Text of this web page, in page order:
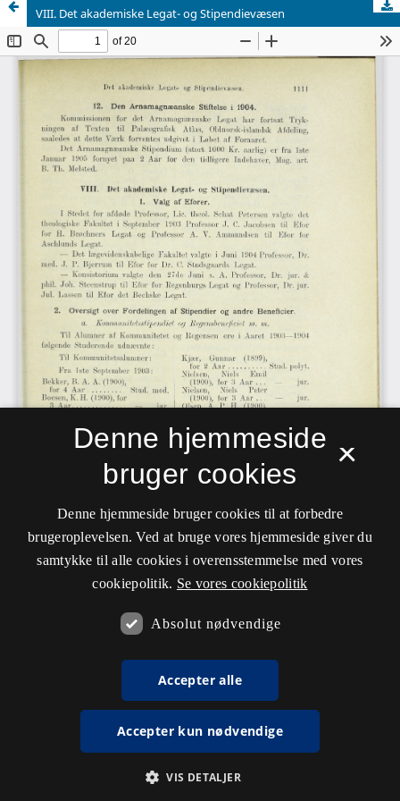
VIII. Det akademiske Legat- og Stipendievæsen
×
Denne hjemmeside
bruger cookies
Denne hjemmeside bruger cookies til at forbedre
brugeroplevelsen. Ved at bruge vores hjemmeside giver du
samtykke til alle cookies i overensstemmelse med vores
cookiepolitik. Se vores cookiepolitik
Absolut nødvendige
Accepter alle
Accepter kun nødvendige
VIS DETALJER